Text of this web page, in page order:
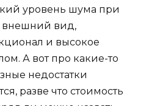
уровень шума при
внешний вид,
и высокое
А вот про какие-то
недостатки
разве что стоимость